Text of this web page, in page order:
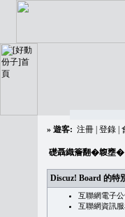
» 遊客: 注冊 登錄
礎聶織簷翻�䪖壅�
Discuz! Board 的特
互聯網電子
互聯網資訊